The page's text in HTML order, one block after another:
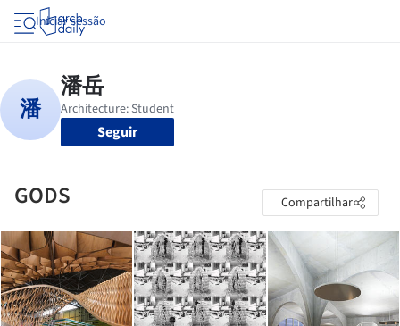
Iniciar sessão
Seguir
GODS Compartilhar